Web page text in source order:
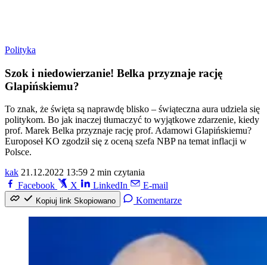
Polityka
Szok i niedowierzanie! Belka przyznaje rację
Glapińskiemu?
To znak, że święta są naprawdę blisko – świąteczna aura udziela się
politykom. Bo jak inaczej tłumaczyć to wyjątkowe zdarzenie, kiedy
prof. Marek Belka przyznaje rację prof. Adamowi Glapińskiemu?
Europoseł KO zgodził się z oceną szefa NBP na temat inflacji w
Polsce.
kak 21.12.2022 13:59 2 min czytania
Facebook
X LinkedIn E-mail
Kopiuj link Skopiowano Komentarze